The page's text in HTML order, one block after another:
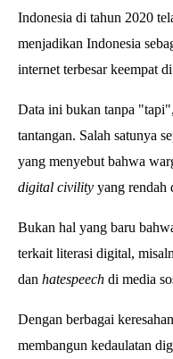
Indonesia di tahun 2020
menjadikan Indonesia
internet terbesar keempat
Data ini bukan tanpa
tantangan. Salah satunya
yang menyebut bahwa
digital civility yang rendah
Bukan hal yang baru
terkait literasi digital,
dan hatespeech di media
Dengan berbagai
membangun kedaulatan